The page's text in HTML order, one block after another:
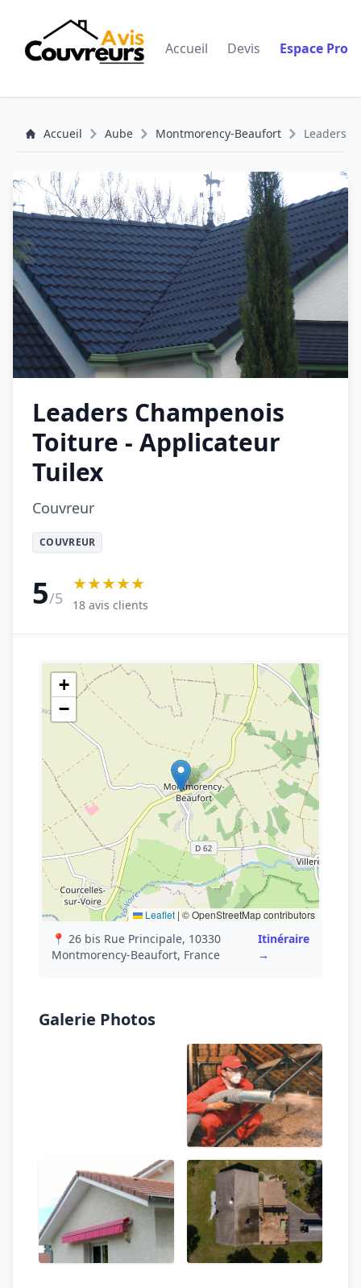
Accueil Devis Espace Pro
Accueil Aube Montmorency-Beaufort Leaders
Leaders Champenois
Toiture - Applicateur
Tuilex
Couvreur
COUVREUR
5/5
★★★★★
18 avis clients
+
−
Leaflet | © OpenStreetMap contributors
📍 26 bis Rue Principale, 10330
Montmorency-Beaufort, France
Itinéraire
→
Galerie Photos